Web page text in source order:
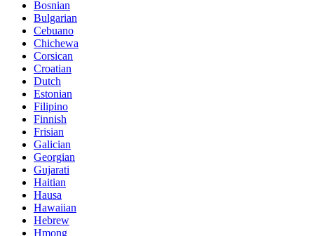
Bosnian
Bulgarian
Cebuano
Chichewa
Corsican
Croatian
Dutch
Estonian
Filipino
Finnish
Frisian
Galician
Georgian
Gujarati
Haitian
Hausa
Hawaiian
Hebrew
Hmong